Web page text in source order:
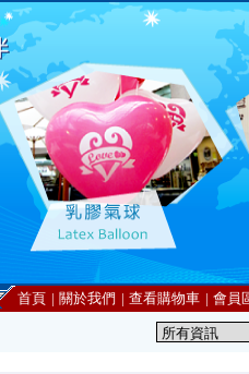
首頁 | 關於我們 | 查看購物車 | 會員